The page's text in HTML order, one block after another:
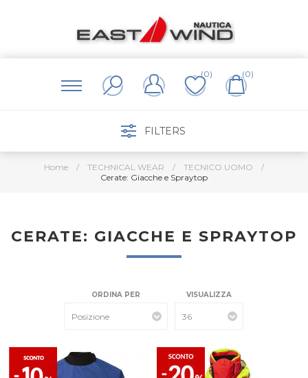
(0) (0)
FILTERS
Home / TECHNICAL WEAR / TECNICO UOMO
/
Cerate: Giacche e Spraytop
CERATE: GIACCHE E SPRAYTOP
ORDINA PER VISUALIZZA